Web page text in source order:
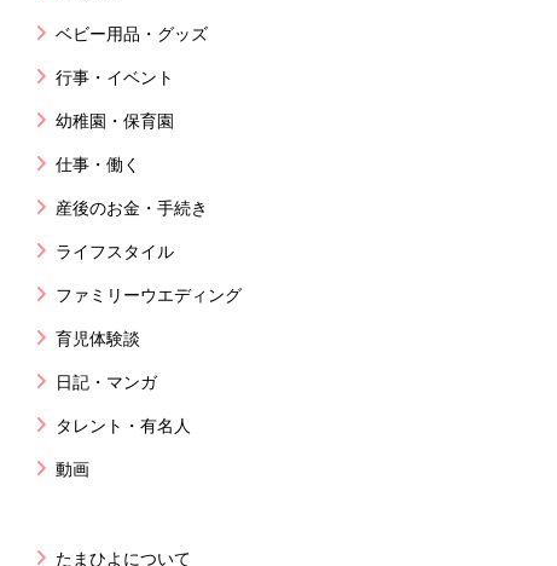
ベビー用品・グッズ
行事・イベント
幼稚園・保育園
仕事・働く
産後のお金・手続き
ライフスタイル
ファミリーウエディング
育児体験談
日記・マンガ
タレント・有名人
動画
たまひよについて